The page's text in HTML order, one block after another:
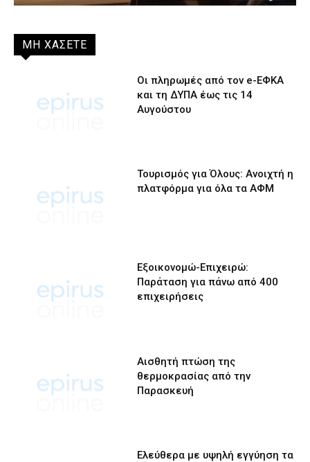
ΜΗ ΧΑΣΕΤΕ
Οι πληρωμές από τον e-ΕΦΚΑ
και τη ΔΥΠΑ έως τις 14
Αυγούστου
Τουρισμός για Όλους: Ανοιχτή η
πλατφόρμα για όλα τα ΑΦΜ
Εξοικονομώ-Επιχειρώ:
Παράταση για πάνω από 400
επιχειρήσεις
Αισθητή πτώση της
θερμοκρασίας από την
Παρασκευή
Ελεύθερα με υψηλή εγγύηση τα